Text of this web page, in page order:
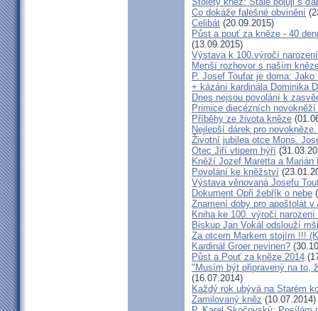
Co dokáže falešné obvinění
Celibát (20.09.2015)
Půst a pouť za kněze - 40
(13.09.2015)
Výstava k 100.výročí
Menší rozhovor s naším
P. Josef Toufar je doma:
+ kázání kardinála Dominika
Dnes nejsou povolání k
Primice diecézních
Příběhy ze života kněze
Nejlepší dárek pro
Životní jubilea otce Mons.
Otec Jiří vtipem hýří
Kněží Jozef Maretta a Marián
Povolání ke kněžství
Výstava věnovaná Josefu
Dokument Opři žebřík o nebe
Znamení doby pro apoštolát v
Kniha ke 100. výročí narození
Biskup Jan Vokál odslouží
Za otcem Markem stojím !!!
Kardinál Groer nevinen?
Půst a Pouť za kněze 2014
"Musím být připravený na to,
(16.07.2014)
Každý rok ubývá na Starém
Zamilovaný kněz (10.07.2014)